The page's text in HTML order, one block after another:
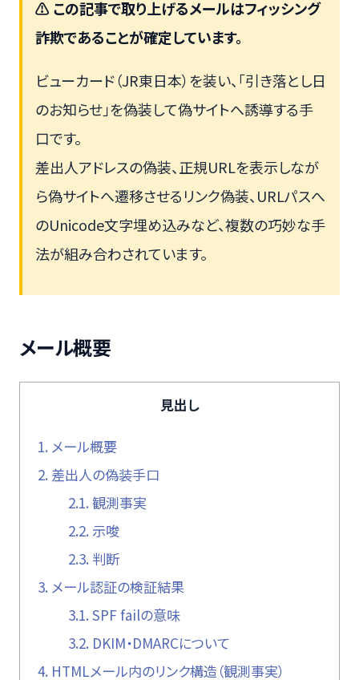
⚠ この記事で取り上げるメールはフィッシング
詐欺であることが確定しています。
ビューカード（JR東日本）を装い、「引き落とし日
のお知らせ」を偽装して偽サイトへ誘導する手
口です。
差出人アドレスの偽装、正規URLを表示しなが
ら偽サイトへ遷移させるリンク偽装、URLパスへ
のUnicode文字埋め込みなど、複数の巧妙な手
法が組み合わされています。
メール概要
見出し
1. メール概要
2. 差出人の偽装手口
2.1. 観測事実
2.2. 示唆
2.3. 判断
3. メール認証の検証結果
3.1. SPF failの意味
3.2. DKIM・DMARCについて
4. HTMLメール内のリンク構造（観測事実）